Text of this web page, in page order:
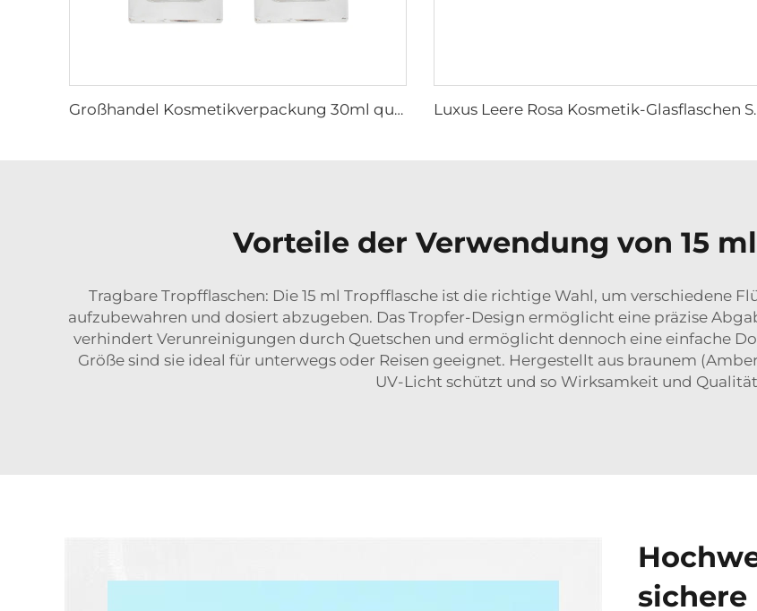
Großhandel Kosmetikverpackung 30ml quadratisch klar leeres Serum-Lotion-Glasfläschchen mit Pumpe Luxus Leere Rosa Kosmetik-
Vorteile der Verwendung von 15
Tragbare Tropfflaschen: Die 15 ml Tropfflasche ist die richtige Wahl, um verschiedene
aufzubewahren und dosiert abzugeben. Das Tropfer-Design ermöglicht eine präzise
verhindert Verunreinigungen durch Quetschen und ermöglicht dennoch eine einfache
Größe sind sie ideal für unterwegs oder Reisen geeignet. Hergestellt aus braunem
UV-Licht schützt und so Wirksamkeit und
sichere